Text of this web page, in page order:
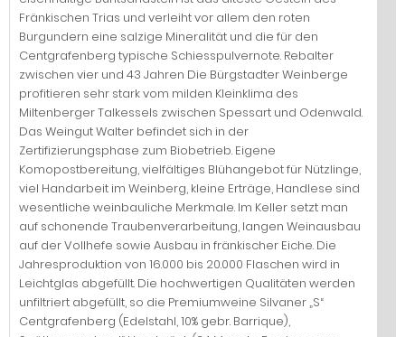
Fränkischen Trias und verleiht vor allem den roten
Burgundern eine salzige Mineralität und die für den
Centgrafenberg typische Schiesspulvernote. Rebalter
zwischen vier und 43 Jahren Die Bürgstadter Weinberge
profitieren sehr stark vom milden Kleinklima des
Miltenberger Talkessels zwischen Spessart und Odenwald.
Das Weingut Walter befindet sich in der
Zertifizierungsphase zum Biobetrieb. Eigene
Komopostbereitung, vielfältiges Blühangebot für Nützlinge,
viel Handarbeit im Weinberg, kleine Erträge, Handlese sind
wesentliche weinbauliche Merkmale. Im Keller setzt man
auf schonende Traubenverarbeitung, langen Weinausbau
auf der Vollhefe sowie Ausbau in fränkischer Eiche. Die
Jahresproduktion von 16.000 bis 20.000 Flaschen wird in
Leichtglas abgefüllt. Die hochwertigen Qualitäten werden
unfiltriert abgefüllt, so die Premiumweine Silvaner „S“
Centgrafenberg (Edelstahl, 10% gebr. Barrique),